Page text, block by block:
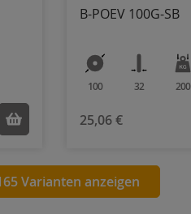
B-POEV 100G-SB
100 32 200
25,06 €
Varianten anzeigen